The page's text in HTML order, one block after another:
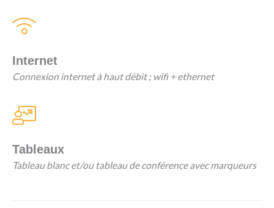
Internet
Connexion internet à haut débit ; wifi + ethernet
Tableaux
Tableau blanc et/ou tableau de conférence avec marqueurs